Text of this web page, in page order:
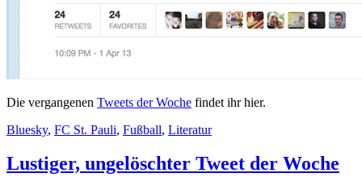
Die vergangenen Tweets der Woche findet ihr hier.
Bluesky, FC St. Pauli, Fußball, Literatur
Lustiger, ungelöschter Tweet der Woche